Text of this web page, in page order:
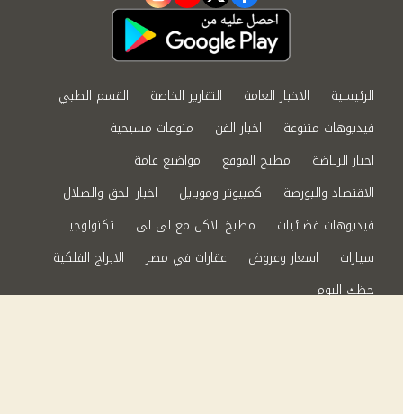
الرئيسية الاخبار العامة التقارير الخاصة
القسم الطبي
فيديوهات متنوعة
اخبار الفن
منوعات مسيحية
اخبار الرياضة
مطبخ الموقع
مواضيع عامة
الاقتصاد والبورصة
كمبيوتر وموبايل
اخبار الحق والضلال
فيديوهات فضائيات
مطبخ الاكل مع لى لى
تكنولوجيا
سيارات
اسعار وعروض عقارات في مصر
الابراج الفلكية
حظك اليوم